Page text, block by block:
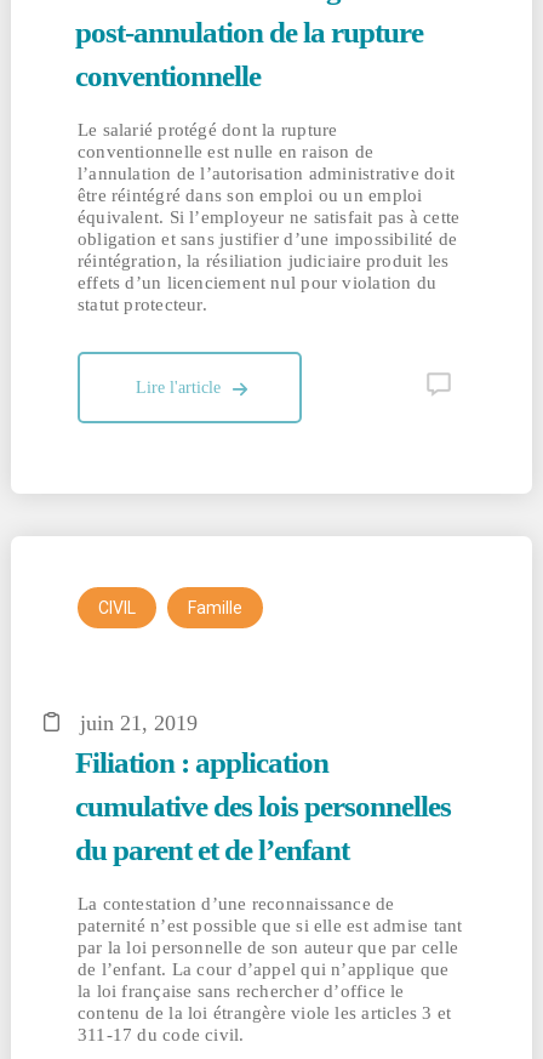
post-annulation de la rupture
conventionnelle
Le salarié protégé dont la rupture
conventionnelle est nulle en raison de
l’annulation de l’autorisation administrative doit
être réintégré dans son emploi ou un emploi
équivalent. Si l’employeur ne satisfait pas à cette
obligation et sans justifier d’une impossibilité de
réintégration, la résiliation judiciaire produit les
effets d’un licenciement nul pour violation du
statut protecteur.
Lire l'article
CIVIL , Famille
juin 21, 2019
Filiation : application
cumulative des lois personnelles
du parent et de l’enfant
La contestation d’une reconnaissance de
paternité n’est possible que si elle est admise tant
par la loi personnelle de son auteur que par celle
de l’enfant. La cour d’appel qui n’applique que
la loi française sans rechercher d’office le
contenu de la loi étrangère viole les articles 3 et
311-17 du code civil.